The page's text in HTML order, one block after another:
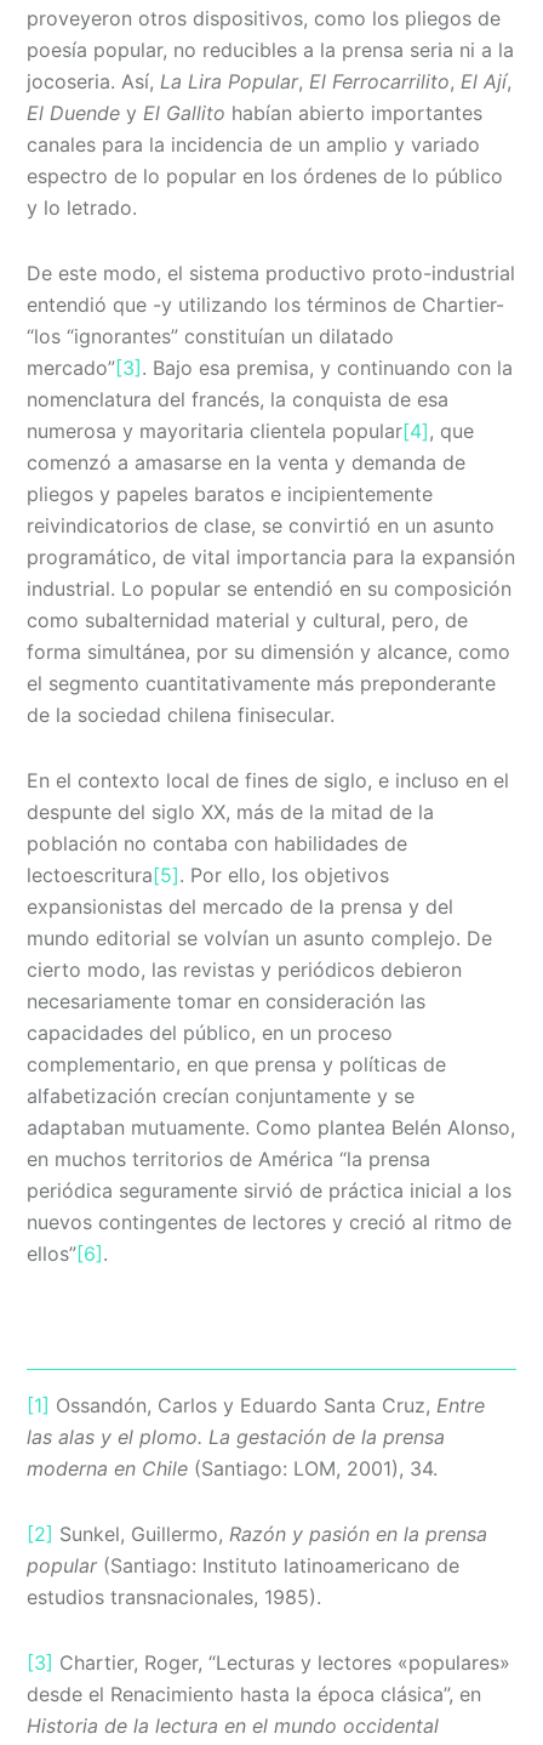
proveyeron otros dispositivos, como los pliegos de
poesía popular, no reducibles a la prensa seria ni a la
jocoseria. Así, La Lira Popular, El Ferrocarrilito, El Ají,
El Duende y El Gallito habían abierto importantes
canales para la incidencia de un amplio y variado
espectro de lo popular en los órdenes de lo público
y lo letrado.
De este modo, el sistema productivo proto-industrial
entendió que -y utilizando los términos de Chartier-
“los “ignorantes” constituían un dilatado
mercado”[3]. Bajo esa premisa, y continuando con la
nomenclatura del francés, la conquista de esa
numerosa y mayoritaria clientela popular[4] , que
comenzó a amasarse en la venta y demanda de
pliegos y papeles baratos e incipientemente
reivindicatorios de clase, se convirtió en un asunto
programático, de vital importancia para la expansión
industrial. Lo popular se entendió en su composición
como subalternidad material y cultural, pero, de
forma simultánea, por su dimensión y alcance, como
el segmento cuantitativamente más preponderante
de la sociedad chilena finisecular.
En el contexto local de fines de siglo, e incluso en el
despunte del siglo XX, más de la mitad de la
población no contaba con habilidades de
lectoescritura[5]. Por ello, los objetivos
expansionistas del mercado de la prensa y del
mundo editorial se volvían un asunto complejo. De
cierto modo, las revistas y periódicos debieron
necesariamente tomar en consideración las
capacidades del público, en un proceso
complementario, en que prensa y políticas de
alfabetización crecían conjuntamente y se
adaptaban mutuamente. Como plantea Belén Alonso,
en muchos territorios de América “la prensa
periódica seguramente sirvió de práctica inicial a los
nuevos contingentes de lectores y creció al ritmo de
ellos”[6].
[1] Ossandón, Carlos y Eduardo Santa Cruz, Entre
las alas y el plomo. La gestación de la prensa
moderna en Chile (Santiago: LOM, 2001), 34.
[2] Sunkel, Guillermo, Razón y pasión en la prensa
popular(Santiago: Instituto latinoamericano de
estudios transnacionales, 1985).
[3] Chartier, Roger, “Lecturas y lectores «populares»
desde el Renacimiento hasta la época clásica”, en
Historia de la lectura en el mundo occidental